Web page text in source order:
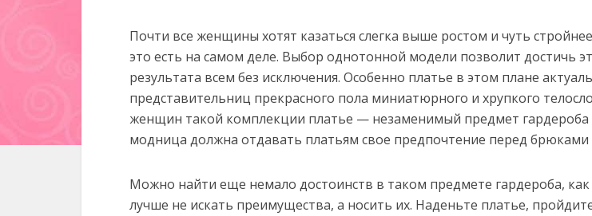
Почти все женщины хотят казаться слегка выше ростом и чуть
это есть на самом деле. Выбор однотонной модели позволит достичь
результата всем без исключения. Особенно платье в этом плане
представительниц прекрасного пола миниатюрного и хрупкого
женщин такой комплекции платье — незаменимый предмет гардероба
модница должна отдавать платьям свое предпочтение перед
Можно найти еще немало достоинств в таком предмете гардероба,
лучше не искать преимущества, а носить их. Наденьте платье,